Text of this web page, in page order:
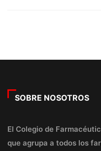
SOBRE NOSOTROS
El Colegio de
que agrupa a todos los